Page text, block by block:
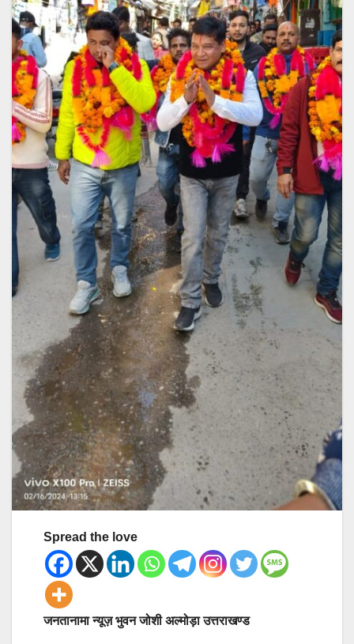
Spread the love
जनतानामा न्यूज़ भुवन जोशी अल्मोड़ा उत्तराखण्ड